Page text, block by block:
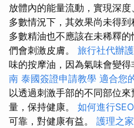
放體內的能量流動，實現深
多數情況下，其效果尚未得到
多數精油也不應該在未稀釋
們會刺激皮膚。 旅行社代辦
味的按摩油，因為氣味會變得
南 泰國簽證申請教學 適合您
以透過刺激手部的不同部位
量，保持健康。 如何進行
可靠，對健康有益。 護理之